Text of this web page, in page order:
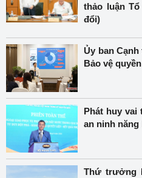
thảo luận
đổi)
Ủy ban
Bảo vệ
Phát huy vai
an ninh
Thứ trưởng